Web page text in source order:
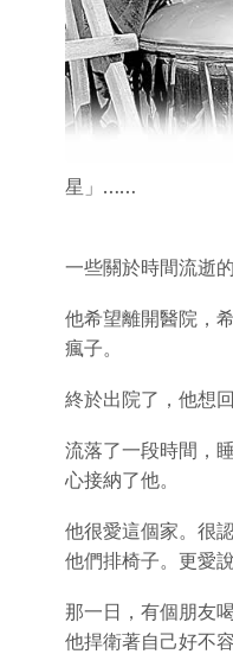
星」……
一些關於時間流逝
他希望離開醫院，
瘋子。
終於出院了，他想
流落了一段時間，
心接納了他。
他很愛這個家。很
他們排椅子。更愛
那一日，有個朋友
他捍衛著自己好不